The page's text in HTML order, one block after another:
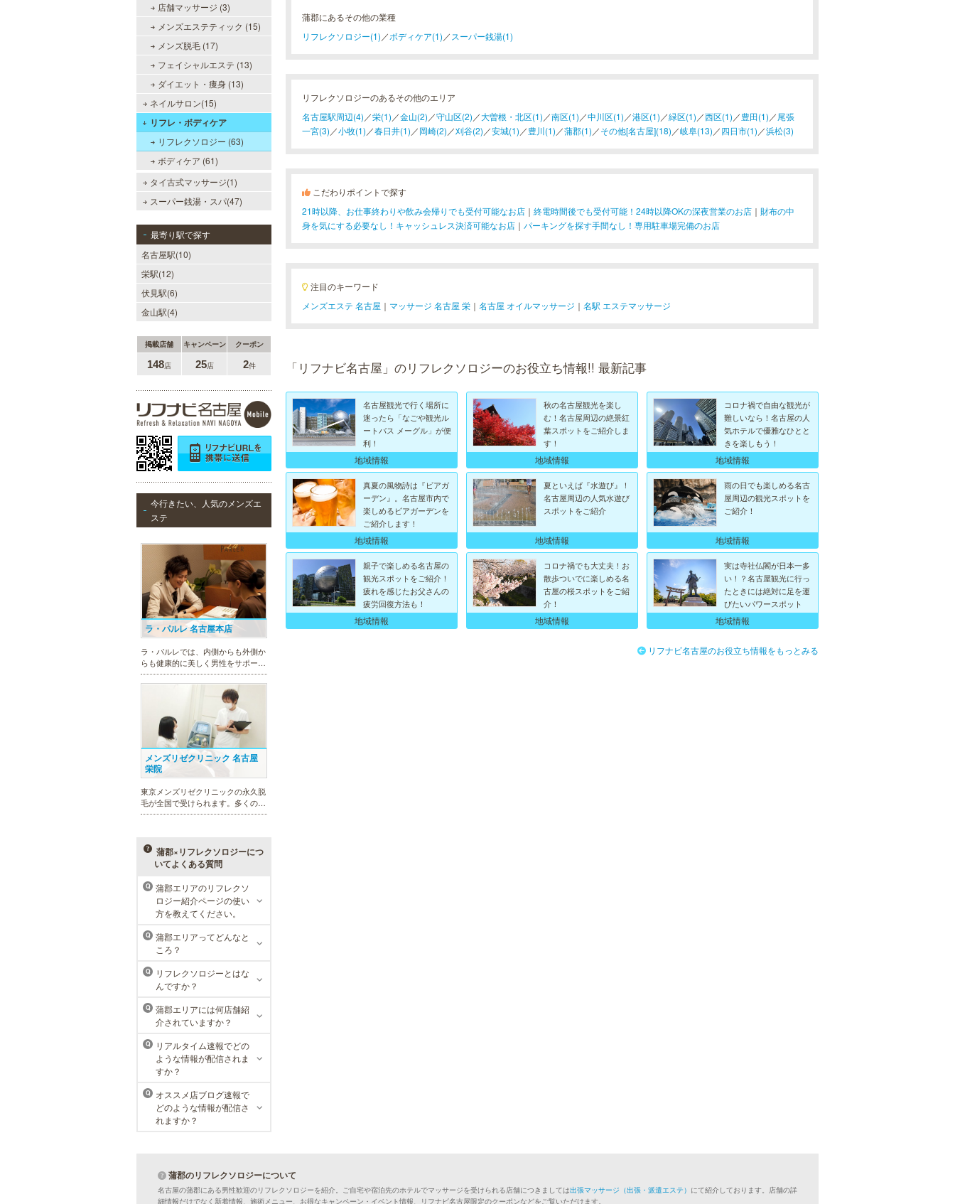
店舗マッサージ (3)
メンズエステティック (15)
メンズ脱毛 (17)
フェイシャルエステ (13)
ダイエット・痩身 (13)
ネイルサロン(15)
リフレ・ボディケア
リフレクソロジー (63)
ボディケア (61)
タイ古式マッサージ(1)
スーパー銭湯・スパ(47)
最寄り駅で探す
名古屋駅(10)
栄駅(12)
伏見駅(6)
金山駅(4)
掲載店舗 キャンペーン クーポン
148店 25店 2件
今行きたい、人気のメンズエ
ステ
ラ・パルレ 名古屋本店
ラ・パルレでは、内側からも外側か
らも健康的に美しく男性をサポー
ト。脱メタボリックやダイエット、
マッチョコースやにきび内外コー
ス、アロマトリートメント等多彩な
メニューをご用意。お得な体験コー
スも多数！
メンズリゼクリニック 名古屋
栄院
東京メンズリゼクリニックの永久脱
毛が全国で受けられます。多くの男
性患者様にご支持頂き、新宿1院か
展開するクリニックになりました。
MEN’S TBC 名古屋本店
メンズTBCは、創業以来男性の健康
的な美を追究してきました。豊富な
脱毛メニューを始め、フェイシャル
ケア、下腹引き締め等、各種お得な
体験コースを取り揃えています。選
べる種類の多さで初めての方も安心
蒲郡×リフレクソロジーにつ
いてよくある質問
Q
蒲郡エリアのリフレクソ
ロジー紹介ページの使い
方を教えてください。
Q
蒲郡エリアってどんなと
ころ？
Q
リフレクソロジーとはな
んですか？
Q
蒲郡エリアには何店舗紹
介されていますか？
Q
リアルタイム速報でどの
ような情報が配信されま
すか？
Q
オススメ店ブログ速報で
どのような情報が配信さ
れますか？
蒲郡にあるその他の業種
リフレクソロジー(1) ／ボディケア(1) ／ スーパー銭湯(1)
リフレクソロジーのあるその他のエリア
名古屋駅周辺(4) ／栄(1) ／金山(2) ／守山区(2) ／大曽根・北区(1) ／南区(1) ／中川区(1) ／港区(1) ／緑区(1) ／西区(1) ／豊田(1) ／尾張
一宮(3) ／小牧(1) ／春日井(1) ／岡崎(2) ／刈谷(2) ／安城(1) ／豊川(1) ／蒲郡(1) ／その他[名古屋](18) ／岐阜(13) ／四日市(1) ／浜松(3)
こだわりポイントで探す
21時以降、お仕事終わりや飲み会帰りでも受付可能なお店 ｜ 終電時間後でも受付可能！24時以降OKの深夜営業のお店 ｜ 財布の中
身を気にする必要なし！キャッシュレス決済可能なお店 ｜ パーキングを探す手間なし！専用駐車場完備のお店
注目のキーワード
メンズエステ 名古屋 ｜ マッサージ 名古屋 栄 ｜ 名古屋 オイルマッサージ ｜ 名駅 エステマッサージ
「リフナビ名古屋」のリフレクソロジーのお役立ち情報!! 最新記事
名古屋観光で行く場所に
迷ったら「なごや観光ル
ートバス メーグル」が便
利！
地域情報
秋の名古屋観光を楽し
む！名古屋周辺の絶景紅
葉スポットをご紹介しま
す！
地域情報
コロナ禍で自由な観光が
難しいなら！名古屋の人
気ホテルで優雅なひとと
きを楽しもう！
地域情報
真夏の風物詩は『ビアガ
ーデン』。名古屋市内で
楽しめるビアガーデンを
ご紹介します！
地域情報
夏といえば『水遊び』！
名古屋周辺の人気水遊び
スポットをご紹介
地域情報
雨の日でも楽しめる名古
屋周辺の観光スポットを
ご紹介！
地域情報
親子で楽しめる名古屋の
観光スポットをご紹介！
疲れを感じたお父さんの
疲労回復方法も！
地域情報
コロナ禍でも大丈夫！お
散歩ついでに楽しめる名
古屋の桜スポットをご紹
介！
地域情報
実は寺社仏閣が日本一多
い！？名古屋観光に行っ
たときには絶対に足を運
びたいパワースポット
地域情報
リフナビ名古屋のお役立ち情報をもっとみる
蒲郡のリフレクソロジーについて
名古屋の蒲郡にある男性歓迎のリフレクソロジーを紹介。ご自宅や宿泊先のホテルでマッサージを受けられる店舗につきましては出張マッサージ（出張・派遣エステ） にて紹介しております。店舗の詳
細情報だけでなく新着情報、施術メニュー、お得なキャンペーン・イベント情報、リフナビ名古屋限定のクーポンなどをご覧いただけます。